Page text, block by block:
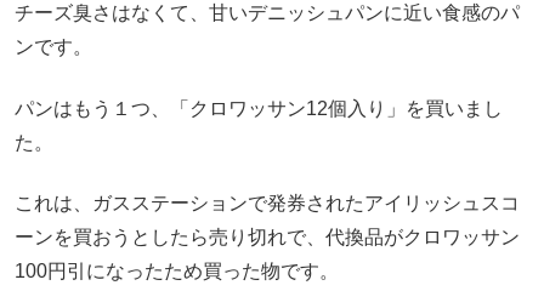
チーズ臭さはなくて、甘いデニッシュパンに近い食感のパ
ンです。
パンはもう１つ、「クロワッサン12個入り」を買いまし
た。
これは、ガスステーションで発券されたアイリッシュスコ
ーンを買おうとしたら売り切れで、代換品がクロワッサン
100円引になったため買った物です。